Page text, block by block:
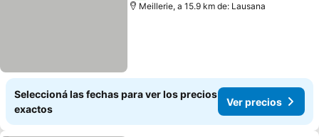
Meillerie, a 15.9 km de: Lausana
Seleccioná las fechas para ver los precios
exactos
Ver precios